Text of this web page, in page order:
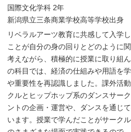
国際文化学科 2年
新潟県立三条商業学校高等学校出身
リベラルアーツ教育に共感して入学
ことが自分の身の回りとどのように
考えながら、積極的に授業に取り組
の科目では、経済の仕組みや用語を
や重要性を再認識しました。課外活
クルとヒップホップ系のダンスサー
ントの企画・運営や、ダンスを通じ
います。授業で学んだことがサーク